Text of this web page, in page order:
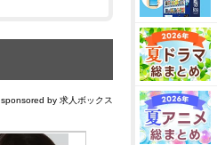
sponsored by 求人ボックス